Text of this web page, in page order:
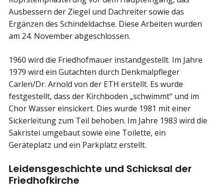
Ausbessern der Ziegel und Dachreiter sowie das
Ergänzen des Schindeldachse. Diese Arbeiten wurden
am 24. November abgeschlossen.
1960 wird die Friedhofmauer instandgestellt. Im Jahre
1979 wird ein Gutachten durch Denkmalpfleger
Carlen/Dr. Arnold von der ETH erstellt. Es wurde
festgestellt, dass der Kirchboden „schwimmt“ und im
Chor Wasser einsickert. Dies wurde 1981 mit einer
Sickerleitung zum Teil behoben. Im Jahre 1983 wird die
Sakristei umgebaut sowie eine Toilette, ein
Geräteplatz und ein Parkplatz erstellt.
Leidensgeschichte und Schicksal der
Friedhofkirche